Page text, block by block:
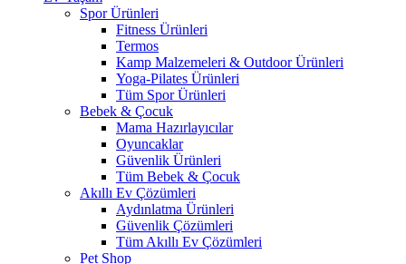
Spor Ürünleri
Fitness Ürünleri
Termos
Kamp Malzemeleri & Outdoor Ürünleri
Yoga-Pilates Ürünleri
Tüm Spor Ürünleri
Bebek & Çocuk
Mama Hazırlayıcılar
Oyuncaklar
Güvenlik Ürünleri
Tüm Bebek & Çocuk
Akıllı Ev Çözümleri
Aydınlatma Ürünleri
Güvenlik Çözümleri
Tüm Akıllı Ev Çözümleri
Pet Shop